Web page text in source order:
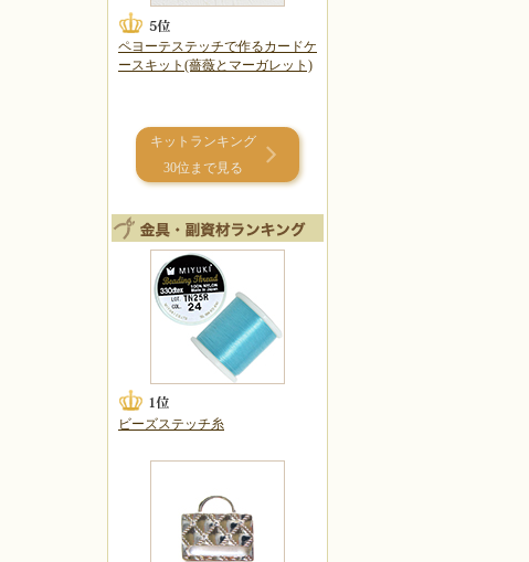
ペヨーテステッチで作るカードケ
ースキット(薔薇とマーガレット)
キットランキング
30位まで見る
ビーズステッチ糸